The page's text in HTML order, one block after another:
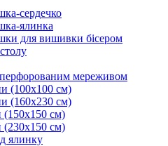
сердечко
ялинка
для вишивки бісером
мереживом
(100х100 см)
(160х230 см)
(150х150 см)
(230х150 см)
ялинку